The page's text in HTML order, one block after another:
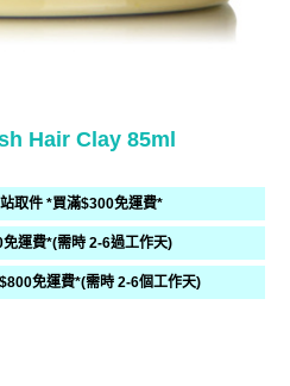
Hair Clay 85ml
取件 *買滿$300免運費*
運費*(需時 2-6過工作天)
免運費*(需時 2-6個工作天)